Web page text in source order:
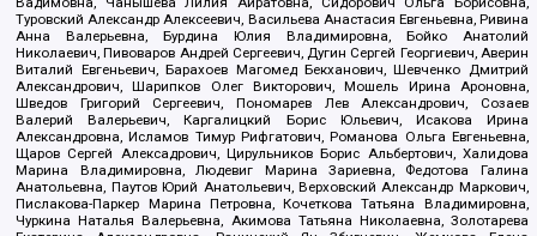
Туровский Александр Алексеевич, Васильева Анастасия Евгеньевна, Ривина
Анна Валерьевна, Бурдина Юлия Владимировна, Бойко Анатолий
Николаевич, Пивоваров Андрей Сергеевич, Дугин Сергей Георгиевич, Аверин
Виталий Евгеньевич, Барахоев Магомед Бекханович, Шевченко Дмитрий
Александрович, Шарипков Олег Викторович, Мошель Ирина Ароновна,
Шведов Григорий Сергеевич, Пономарев Лев Александрович, Созаев
Валерий Валерьевич, Каргалицкий Борис Юльевич, Исакова Ирина
Александровна, Исламов Тимур Рифгатович, Романова Ольга Евгеньевна,
Щаров Сергей Алексадрович, Цирульников Борис Альбертович, Халидова
Марина Владимировна, Людевиг Марина Зариевна, Федотова Галина
Анатольевна, Паутов Юрий Анатольевич, Верховский Александр Маркович,
Пислакова-Паркер Марина Петровна, Кочеткова Татьяна Владимировна,
Чуркина Наталья Валерьевна, Акимова Татьяна Николаевна, Золотарева